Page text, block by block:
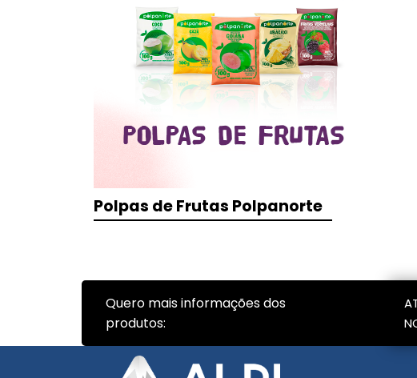
Polpas de Frutas Polpanorte
Quero mais informações dos
produtos: